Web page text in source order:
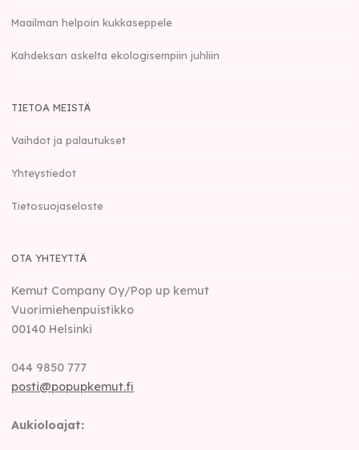
Maailman helpoin kukkaseppele
Kahdeksan askelta ekologisempiin juhliin
TIETOA MEISTÄ
Vaihdot ja palautukset
Yhteystiedot
Tietosuojaseloste
OTA YHTEYTTÄ
Kemut Company Oy/Pop up kemut
Vuorimiehenpuistikko
00140 Helsinki
044 9850 777
posti@popupkemut.fi
Aukioloajat: